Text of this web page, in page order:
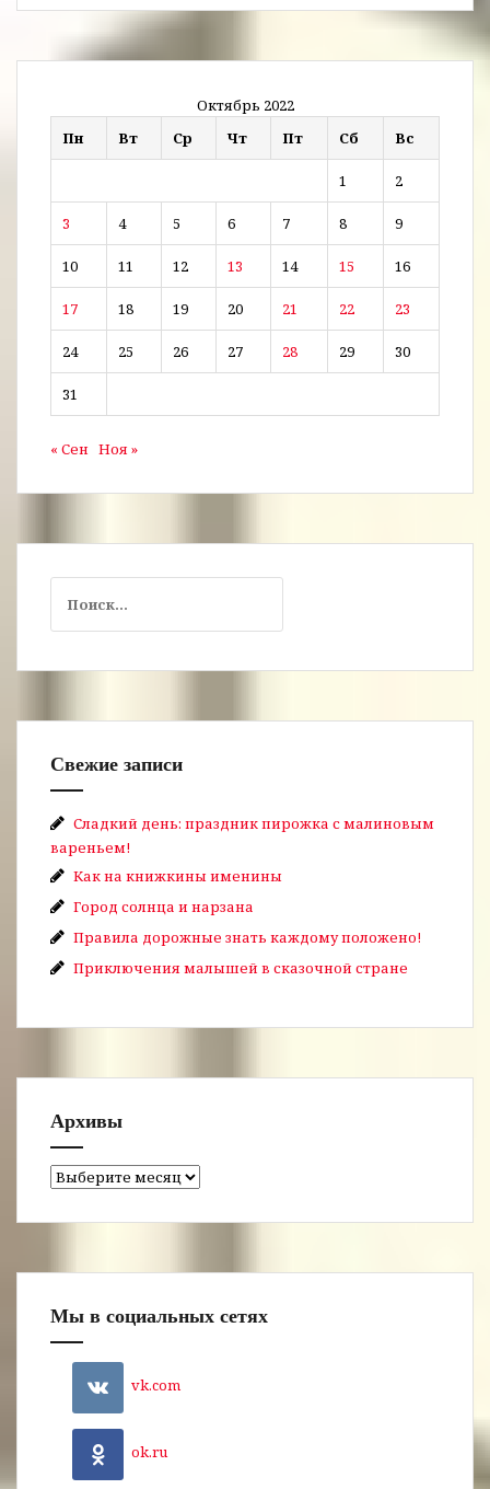
Октябрь 2022
Пн
Вт Ср Чт Пт Сб Вс
1 2
3 4 5 6 7 8 9
10 11 12 13 14 15 16
17 18 19 20 21 22 23
24 25 26 27 28 29 30
31
« Сен Ноя »
Свежие записи
Сладкий день: праздник пирожка с малиновым
вареньем!
Как на книжкины именины
Город солнца и нарзана
Правила дорожные знать каждому положено!
Приключения малышей в сказочной стране
Архивы
Архивы
Мы в социальных сетях
vk.com
ok.ru